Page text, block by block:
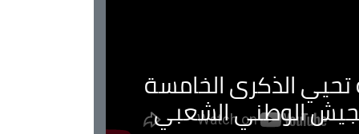
تحيي الذكرى الخامسة
الوطني الشعبي